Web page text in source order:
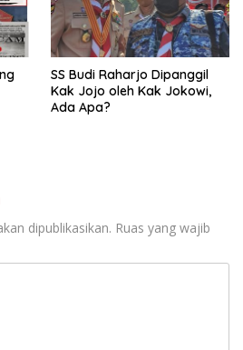
SS Budi Raharjo Dipanggil
Kak Jojo oleh Kak Jokowi,
Ada Apa?
dipublikasikan. Ruas yang wajib